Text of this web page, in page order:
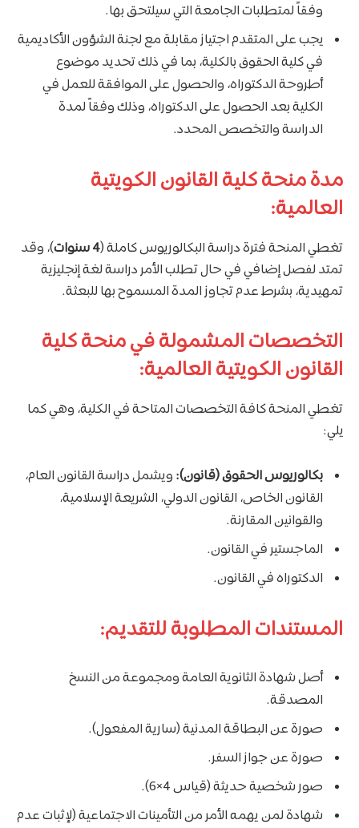
وفقاً لمتطلبات الجامعة التي سيلتحق بها.
يجب على المتقدم اجتياز مقابلة مع لجنة الشؤون الأكاديمية
في كلية الحقوق بالكلية، بما في ذلك تحديد موضوع
أطروحة الدكتوراه، والحصول على الموافقة للعمل في
الكلية بعد الحصول على الدكتوراه، وذلك وفقاً لمدة
الدراسة والتخصص المحدد.
مدة منحة كلية القانون الكويتية
العالمية:
تغطي المنحة فترة دراسة البكالوريوس كاملة (4 سنوات
)، وقد
تمتد لفصل إضافي في حال تطلب الأمر دراسة لغة إنجليزية
تمهيدية، بشرط عدم تجاوز المدة المسموح بها للبعثة.
التخصصات المشمولة في منحة كلية
القانون الكويتية العالمية:
تغطي المنحة كافة التخصصات المتاحة في الكلية، وهي كما
يلي:
بكالوريوس الحقوق (قانون): ويشمل دراسة القانون العام،
القانون الخاص، القانون الدولي، الشريعة الإسلامية،
والقوانين المقارنة.
الماجستير في القانون.
الدكتوراه في القانون.
المستندات المطلوبة للتقديم:
أصل شهادة الثانوية العامة ومجموعة من النسخ
المصدقة.
صورة عن البطاقة المدنية (سارية المفعول).
صورة عن جواز السفر.
صور شخصية حديثة (قياس 4×6).
شهادة لمن يهمه الأمر من التأمينات الاجتماعية (لإثبات عدم